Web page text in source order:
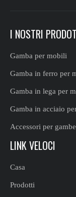
I NOSTRI
Gamba per mobili
Gamba in ferro per
Gamba in lega per
Gamba in acciaio
Accessori per
LINK VELOCI
Casa
Prodotti